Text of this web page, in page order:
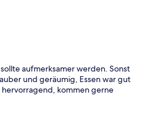
aufmerksamer werden. Sonst
und geräumig, Essen war gut
hervorragend, kommen gerne